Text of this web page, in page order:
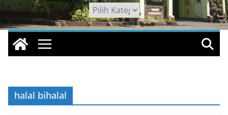
Kategori
halal bihalal